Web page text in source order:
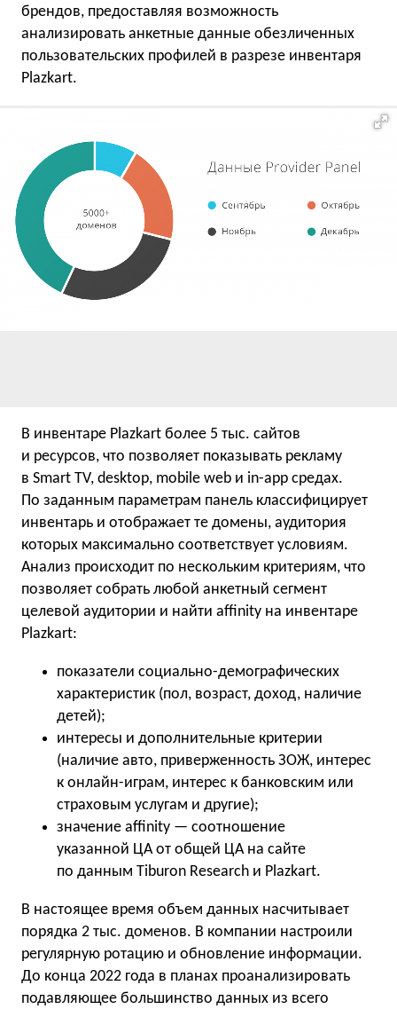
брендов, предоставляя возможность
анализировать анкетные данные обезличенных
пользовательских профилей в разрезе инвентаря
Plazkart.
В инвентаре Plazkart более 5 тыс. сайтов
и ресурсов, что позволяет показывать рекламу
в Smart TV, desktop, mobile web и in-app средах.
По заданным параметрам панель классифицирует
инвентарь и отображает те домены, аудитория
которых максимально соответствует условиям.
Анализ происходит по нескольким критериям, что
позволяет собрать любой анкетный сегмент
целевой аудитории и найти affinity на инвентаре
Plazkart:
показатели социально-демографических
характеристик (пол, возраст, доход, наличие
детей);
интересы и дополнительные критерии
(наличие авто, приверженность ЗОЖ, интерес
к онлайн-играм, интерес к банковским или
страховым услугам и другие);
значение affinity — соотношение
указанной ЦА от общей ЦА на сайте
по данным Tiburon Research и Plazkart.
В настоящее время объем данных насчитывает
порядка 2 тыс. доменов. В компании настроили
регулярную ротацию и обновление информации.
До конца 2022 года в планах проанализировать
подавляющее большинство данных из всего